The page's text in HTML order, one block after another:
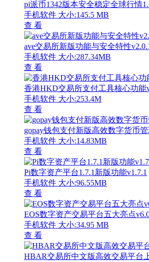
pi派币1342版本安全稳定全球行情
手机软件 大小:145.5 MB
查 看
ave交易所新版功能与安全特性
手机软件 大小:287.34MB
查 看
香港HKD交易所支付工具核心功能
手机软件 大小:253.4M
查 看
gopay钱包支付新版高效数字货币
手机软件 大小:14.83MB
查 看
Pi数字资产平台1.7.1新版功能v1.7.1
手机软件 大小:96.55MB
查 看
EOS数字资产交易平台五大亮点
手机软件 大小:34.95 MB
查 看
HBAR交易所中文版高效交易平台